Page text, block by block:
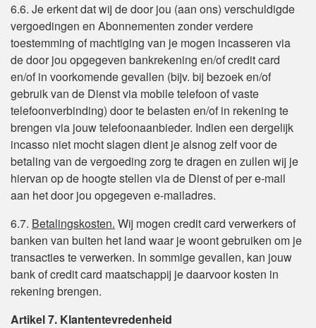
6.6. Je erkent dat wij de door jou (aan ons) verschuldigde
vergoedingen en Abonnementen zonder verdere
toestemming of machtiging van je mogen incasseren via
de door jou opgegeven bankrekening en/of credit card
en/of in voorkomende gevallen (bijv. bij bezoek en/of
gebruik van de Dienst via mobile telefoon of vaste
telefoonverbinding) door te belasten en/of in rekening te
brengen via jouw telefoonaanbieder. Indien een dergelijk
incasso niet mocht slagen dient je alsnog zelf voor de
betaling van de vergoeding zorg te dragen en zullen wij je
hiervan op de hoogte stellen via de Dienst of per e-mail
aan het door jou opgegeven e-mailadres.
6.7. Betalingskosten. Wij mogen credit card verwerkers of
banken van buiten het land waar je woont gebruiken om je
transacties te verwerken. In sommige gevallen, kan jouw
bank of credit card maatschappij je daarvoor kosten in
rekening brengen.
Artikel 7. Klantentevredenheid